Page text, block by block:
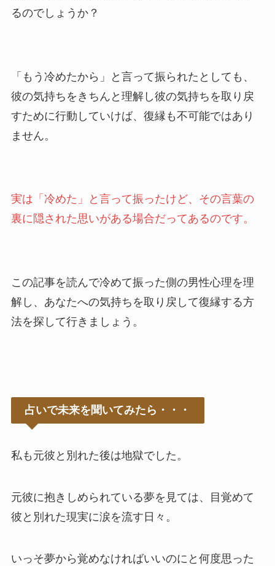
るのでしょうか？
「もう冷めたから」と言って振られたとしても、
彼の気持ちをきちんと理解し彼の気持ちを取り戻
すために行動していけば、復縁も不可能ではあり
ません。
実は「冷めた」と言って振ったけど、その言葉の
裏に隠された思いがある場合だってあるのです。
この記事を読んで冷めて振った側の男性心理を理
解し、あなたへの気持ちを取り戻して復縁する方
法を探して行きましょう。
占いで未来を聞いてみたら・・・
私も元彼と別れた後は地獄でした。
元彼に抱きしめられている夢を見ては、目覚めて
彼と別れた現実に涙を流す日々。
いっそ夢から覚めなければいいのにと何度思った